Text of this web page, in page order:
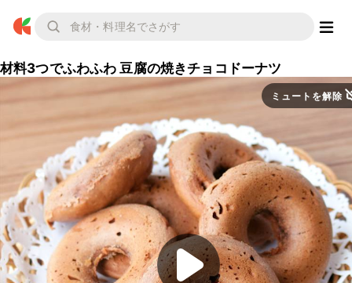
材料3つでふわふわ 豆腐の焼きチョコドーナツ
ミュートを解除